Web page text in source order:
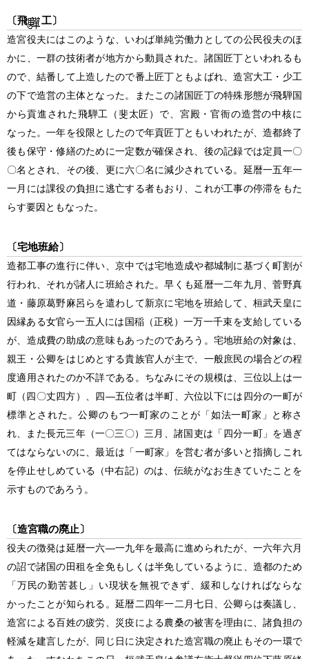
〔飛 工〕
造宮役夫にはこのような、いわば単純労働力としての公民役夫のほ
かに、一群の技術者が地方から動員された。諸国匠丁といわれるも
ので、結番して上造したので番上匠丁ともよばれ、造宮大工・少工
の下で造営の主体となった。またこの諸国匠丁の特殊形態が飛騨国
から貢進された飛騨工
（斐太匠） で、宮殿・官衙の造営の中核に
なった。一年を役限としたので年貢匠丁ともいわれたが、造都終了
後も保守・修繕のために一定数が確保され、後の記録では定員一〇
〇名とされ、その後、更に六〇名に減少されている。延暦一五年一
一月には課役の負担に逃亡する者もおり、これが工事の停滞をもた
らす要因ともなった。
〔宅地班給〕
造都工事の進行に伴い、京中では宅地造成や都城制に基づく町割が
行われ、それが諸人に班給された。早くも延暦一二年九月、菅野真
道・藤原葛野麻呂らを遣わして新京に宅地を班給して、桓武天皇に
因縁ある女官ら一五人には国稲 （正税） 一万一千束を支給している
が、造成費の助成の意味もあったのであろう。宅地班給の対象は、
親王・公卿をはじめとする貴族官人が主で、一般庶民の場合どの程
度適用されたのか不詳である。ちなみにその規模は、三位以上は一
町 （四〇丈四方）
、四―五位者は半町、六位以下には四分の一町が
標準とされた。公卿のもつ一町家のことが「如法一町家」と称さ
れ、また長元三年 （一〇三〇） 三月、諸国吏は「四分一町」を過ぎ
てはならないのに、最近は「一町家」を営む者が多いと指摘しこれ
を停止せしめている （中右記） のは、伝統がなお生きていたことを
示すものであろう。
〔造宮職の廃止〕
役夫の徴発は延暦一六―一九年を最高に進められたが、一六年六月
の詔で諸国の田租を全免もしくは半免しているように、造都のため
「万民の勤苦甚し」い現状を無視できず、緩和しなければならな
かったことが知られる。延暦二四年一二月七日、公卿らは奏議し、
造宮による百姓の疲労、災疫による農桑の被害を理由に、諸負担の
軽減を建言したが、同じ日に決定された造宮職の廃止もその一環で